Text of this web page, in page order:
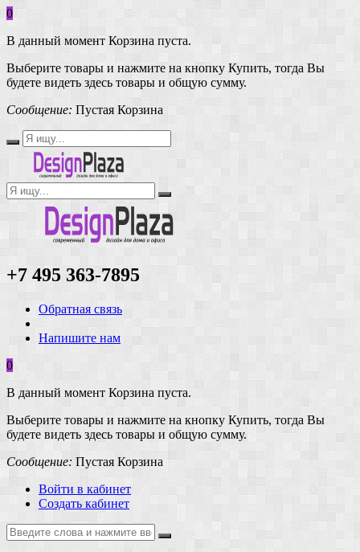
0
В данный момент Корзина пуста.
Выберите товары и нажмите на кнопку Купить, тогда Вы
будете видеть здесь товары и общую сумму.
Сообщение: Пустая Корзина
+7 495 363-7895
Обратная связь
Напишите нам
0
В данный момент Корзина пуста.
Выберите товары и нажмите на кнопку Купить, тогда Вы
будете видеть здесь товары и общую сумму.
Сообщение: Пустая Корзина
Войти в кабинет
Создать кабинет